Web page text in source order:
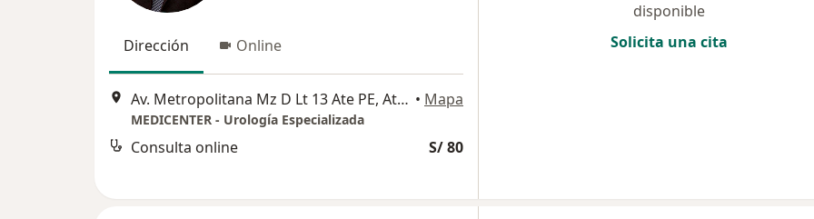
Dirección Online
Av. Metropolitana Mz D Lt 13 Ate PE, Ate Vitarte • Mapa
MEDICENTER - Urología Especializada
Consulta online S/ 80
disponible
Solicita una cita